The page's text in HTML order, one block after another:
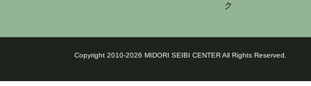
ク
Copyright 2010-2026 MIDORI SEIBI CENTER All Rights Reserved.